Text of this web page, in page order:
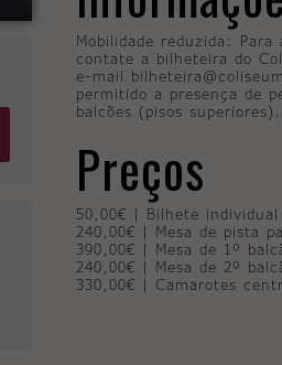
Mobilidade reduzida:
contate a bilheteira do
e-mail
permitido a presença de
balcões (pisos superiores).
Preços
50,00€ | Bilhete
240,00€ | Mesa de pista
390,00€ | Mesa de 1º
240,00€ | Mesa de 2º
330,00€ | Camarotes